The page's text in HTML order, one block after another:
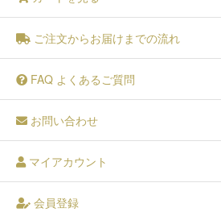
ご注文からお届けまでの流れ
FAQ よくあるご質問
お問い合わせ
マイアカウント
会員登録